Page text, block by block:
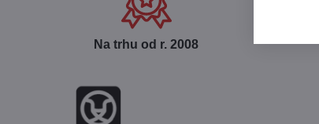
Na trhu od r​. 2008